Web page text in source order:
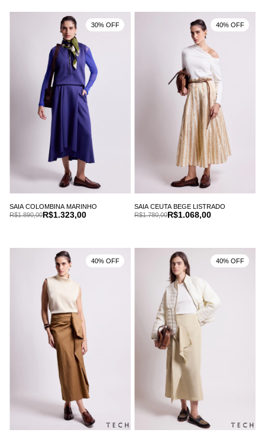
SAIA COLOMBINA MARINHO
R$1.323,00
R$1.890,00
30% OFF
SAIA CEUTA BEGE LISTRADO
R$1.068,00
R$1.780,00
40% OFF
40% OFF 40% OFF